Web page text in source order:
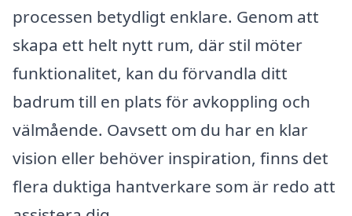
processen betydligt enklare. Genom att
skapa ett helt nytt rum, där stil möter
funktionalitet, kan du förvandla ditt
badrum till en plats för avkoppling och
välmående. Oavsett om du har en klar
vision eller behöver inspiration, finns det
flera duktiga hantverkare som är redo att